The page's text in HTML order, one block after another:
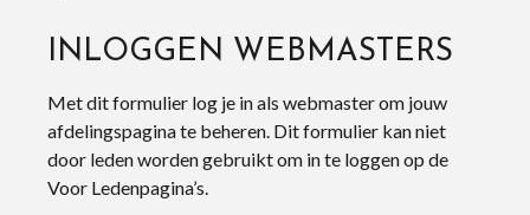
INLOGGEN WEBMASTERS
Met dit formulier log je in als webmaster om jouw
afdelingspagina te beheren. Dit formulier kan niet
door leden worden gebruikt om in te loggen op de
Voor Ledenpagina’s.